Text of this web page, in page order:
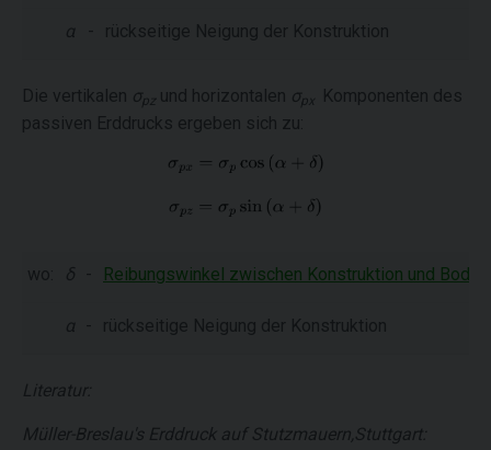
α - rückseitige Neigung der Konstruktion
Die vertikalen σpz und horizontalen σpx
Komponenten des
passiven Erddrucks ergeben sich zu:
wo: δ - Reibungswinkel zwischen Konstruktion und Boden
α - rückseitige Neigung der Konstruktion
Literatur:
Müller-Breslau's Erddruck auf Stutzmauern,Stuttgart: